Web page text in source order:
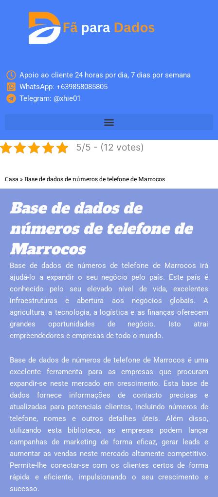
Apoio ao cliente 24 horas por dia, 7 dias por semana
WhatsApp: +639858085805
Telegram: @xhie01
5/5 - (12 votes)
Casa »Base de dados de números de telefone de Marrocos
Base de dados de
números de telefone de
Marrocos
Base de dados de números de telefone de Marrocos irá
ajudá-lo a expandir o seu negócio pelo país. Este país é
conhecido pelo seu elevado nível de vida, excelentes
infraestruturas e abertura aos negócios globais. A
agricultura, a tecnologia, a logística e as finanças oferecem
grandes oportunidades de negócio. Isto atrai
empreendedores e empresas de todo o mundo.
Base de dados de números de telefone de Marrocos é uma
excelente ferramenta para as empresas que procuram
expandir-se neste mercado em crescimento. Esta base de
dados fornece informações de contacto precisas e
atualizadas para potenciais clientes, incluindo números de
telefone, nomes e outros detalhes úteis. Além disso,
utilizando esta biblioteca, as empresas podem lançar
campanhas de marketing de forma eficaz, gerar leads e
aumentar as vendas neste mercado altamente competitivo.
Permite-lhe conectar-se com os clientes certos de forma
rápida e eficiente, impulsionando o seu crescimento e
sucesso.